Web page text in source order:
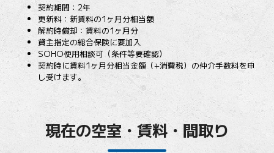
契約期間：2年
更新料：新賃料の1ヶ月分相当額
解約時償却：賃料の1ヶ月分
貸主指定の総合保険に要加入
SOHO使用相談可（条件等要確認）
契約時に賃料1ヶ月分相当金額（+消費税）の仲介手数料を申
し受けます。
現在の空室・賃料・間取り